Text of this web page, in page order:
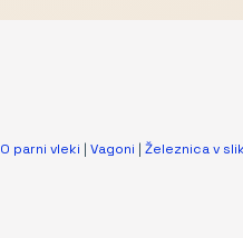
O parni vleki | Vagoni | Železnica v